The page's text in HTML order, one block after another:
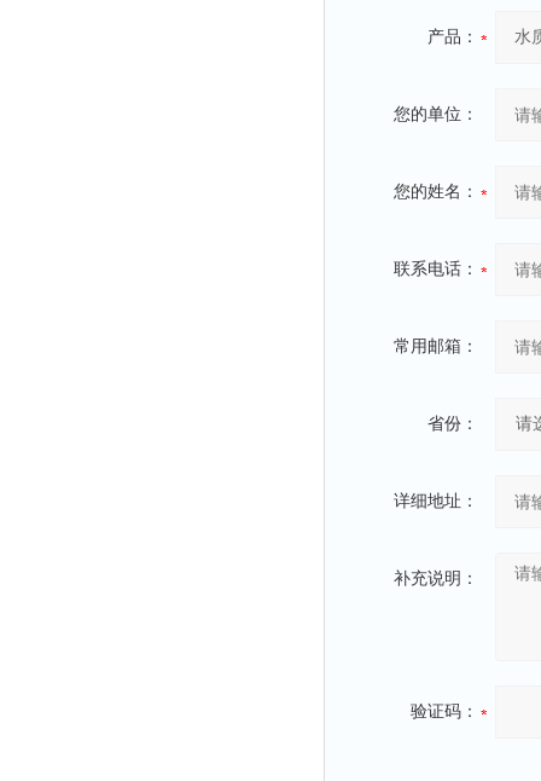
产品：
您的单位：
您的姓名：
联系电话：
常用邮箱：
省份：
详细地址：
补充说明：
验证码：